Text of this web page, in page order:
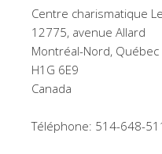
Centre charismatique
12775, avenue Allard
Montréal-Nord, Québec
H1G 6E9
Canada
Téléphone: 514-648-